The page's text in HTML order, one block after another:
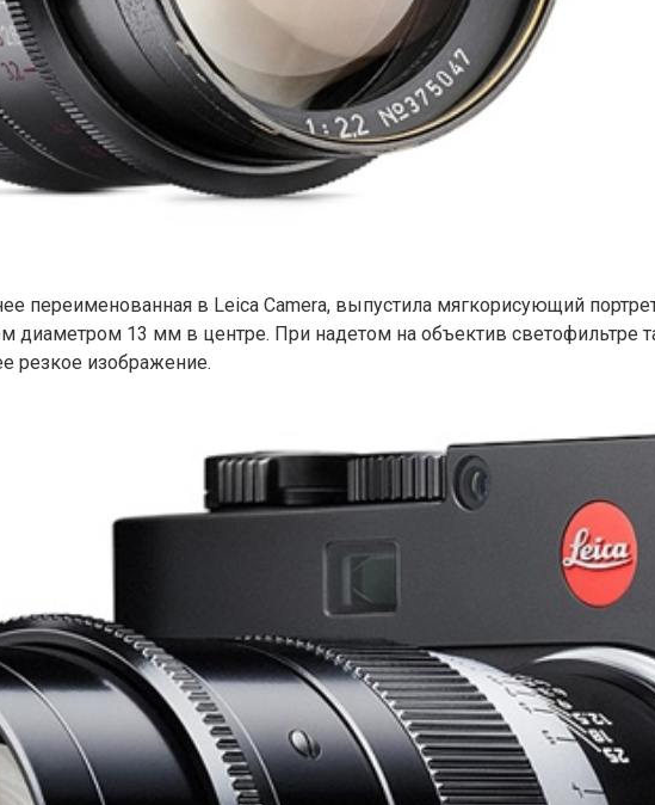
переименованная в Leica Camera, выпустила мягкорисующий
диаметром 13 мм в центре. При надетом на объектив светофильтре
резкое изображение.